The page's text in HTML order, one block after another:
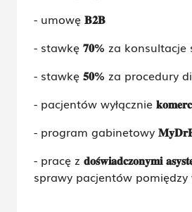
- umowę 𝐁𝟐𝐁
- stawkę 𝟕𝟎% za konsultacje
- stawkę 𝟓𝟎% za procedury
- pacjentów wyłącznie
- program gabinetowy
- pracę z 𝐝𝐨𝐬𝐰𝐢𝐚𝐝𝐜𝐳𝐨𝐧𝐲𝐦𝐢
sprawy pacjentów